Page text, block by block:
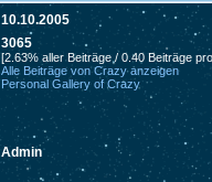
10.10.2005
3065
[2.63% aller Beiträge / 0.40 Beiträge
Alle Beiträge von Crazy anzeigen
Personal Gallery of Crazy
Admin